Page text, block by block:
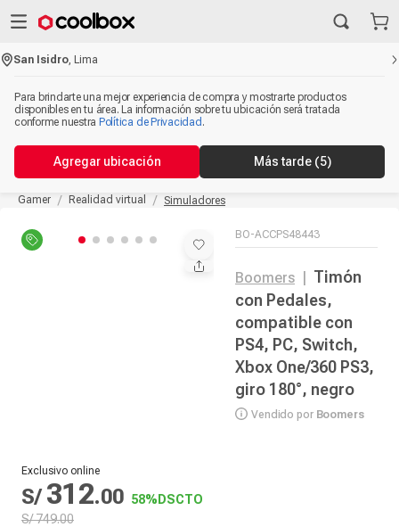
San Isidro ,Lima
Para brindarte una mejor experiencia de compra y mostrarte productos
disponibles en tu área. La información sobre tu ubicación será tratada
conforme nuestra Política de Privacidad .
Agregar ubicación Más tarde (5)
Gamer Realidad virtual Simuladores
BO-ACCPS48443
Boomers
Timón
con Pedales,
compatible con
PS4, PC, Switch,
Xbox One/360 PS3,
giro 180°, negro
Vendido por Boomers
Exclusivo online
S/ 312.00 58% DSCTO
S/749.00